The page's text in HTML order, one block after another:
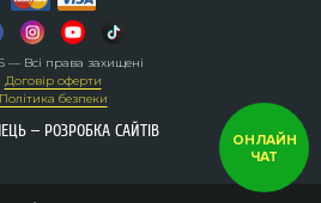
— Всі права захищені
Договір оферти
Політика безпеки
– РОЗРОБКА САЙТІВ
– РОЗРОБКА САЙТІВ
ОНЛАЙН
ЧАТ